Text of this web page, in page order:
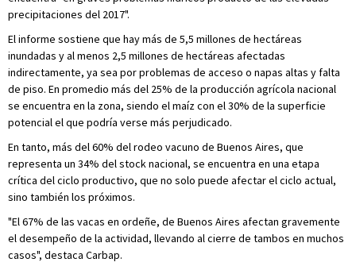
precipitaciones del 2017".
El informe sostiene que hay más de 5,5 millones de hectáreas
inundadas y al menos 2,5 millones de hectáreas afectadas
indirectamente, ya sea por problemas de acceso o napas altas y falta
de piso. En promedio más del 25% de la producción agrícola nacional
se encuentra en la zona, siendo el maíz con el 30% de la superficie
potencial el que podría verse más perjudicado.
En tanto, más del 60% del rodeo vacuno de Buenos Aires, que
representa un 34% del stock nacional, se encuentra en una etapa
crítica del ciclo productivo, que no solo puede afectar el ciclo actual,
sino también los próximos.
"El 67% de las vacas en ordeñe, de Buenos Aires afectan gravemente
el desempeño de la actividad, llevando al cierre de tambos en muchos
casos", destaca Carbap.